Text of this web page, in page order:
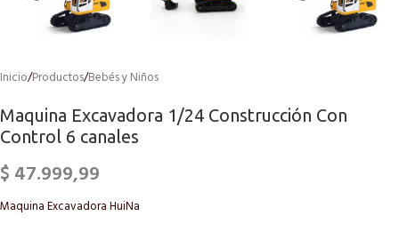
Inicio/Productos/Bebés y Niños
Maquina Excavadora 1/24 Construcción Con
Control 6 canales
$ 47.999,99
Maquina Excavadora HuiNa